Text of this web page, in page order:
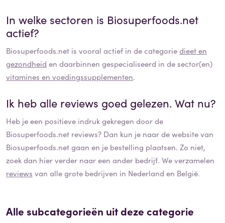
In welke sectoren is Biosuperfoods.net
actief?
Biosuperfoods.net is vooral actief in de categoriedieet en
gezondheid en daarbinnen gespecialiseerd in de sector(en)
vitamines en voedingssupplementen.
Ik heb alle reviews goed gelezen. Wat nu?
Heb je een positieve indruk gekregen door de
Biosuperfoods.net reviews? Dan kun je naar de website van
Biosuperfoods.netgaan en je bestelling plaatsen. Zo niet,
zoek dan hier verder naar een ander bedrijf. We verzamelen
reviews van alle grote bedrijven in Nederland en België.
Alle subcategorieën uit deze categorie